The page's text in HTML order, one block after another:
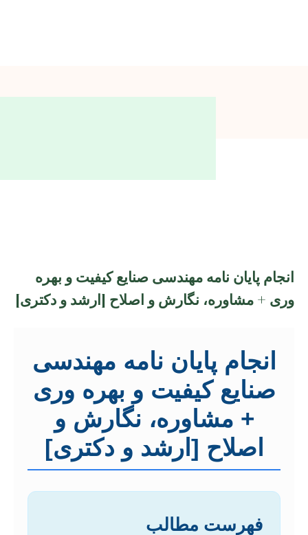
انجام پایان نامه مهندسی صنایع کیفیت و بهره
وری + مشاوره، نگارش و اصلاح [ارشد و دکتری]
انجام پایان نامه مهندسی
صنایع کیفیت و بهره وری
+ مشاوره، نگارش و
اصلاح [ارشد و دکتری]
فهرست مطالب